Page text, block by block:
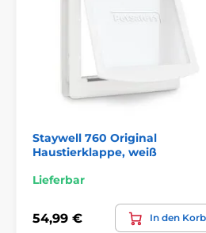
Staywell 760 Original
Haustierklappe, weiß
Lieferbar
54,99 € In den Korb